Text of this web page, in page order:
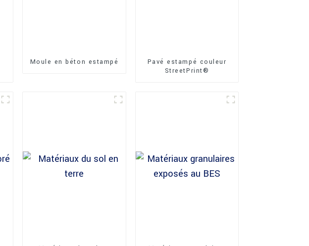
Moule en béton estampé
Pavé estampé couleur
StreetPrint®